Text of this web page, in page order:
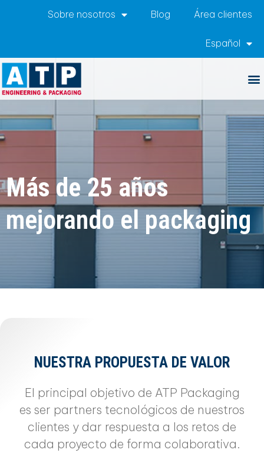
Sobre nosotros Blog Área clientes
Español
Más de 25 años
mejorando el packaging
NUESTRA PROPUESTA DE VALOR
El principal objetivo de ATP Packaging
es ser partners tecnológicos de nuestros
clientes y dar respuesta a los retos de
cada proyecto de forma colaborativa.